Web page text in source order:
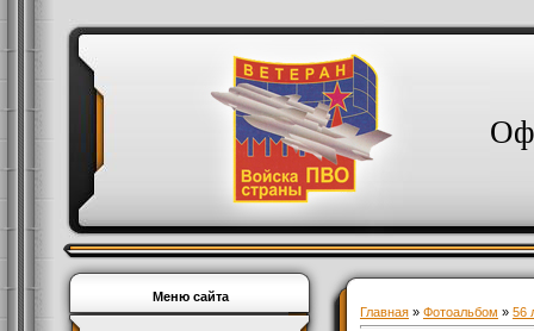
Меню сайта
Главная » Фотоальбом » 56